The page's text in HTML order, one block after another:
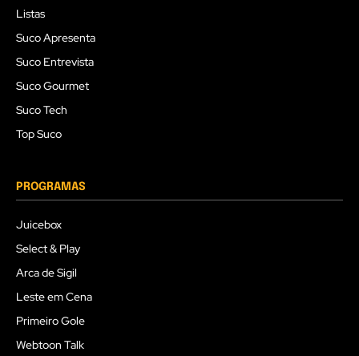
Listas
Suco Apresenta
Suco Entrevista
Suco Gourmet
Suco Tech
Top Suco
PROGRAMAS
Juicebox
Select & Play
Arca de Sigil
Leste em Cena
Primeiro Gole
Webtoon Talk